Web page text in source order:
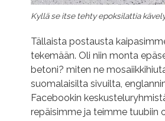
Kyllä se itse tehty epoksilattia
Tällaista postausta
tekemään. Oli niin monta
betoni? miten ne
suomalaisilta sivuilta,
Facebookin
repäisimme ja teimme tuubiin